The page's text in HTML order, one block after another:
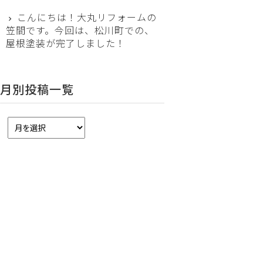
こんにちは！大丸リフォームの
笠間です。今回は、松川町での、
屋根塗装が完了しました！
月別投稿一覧